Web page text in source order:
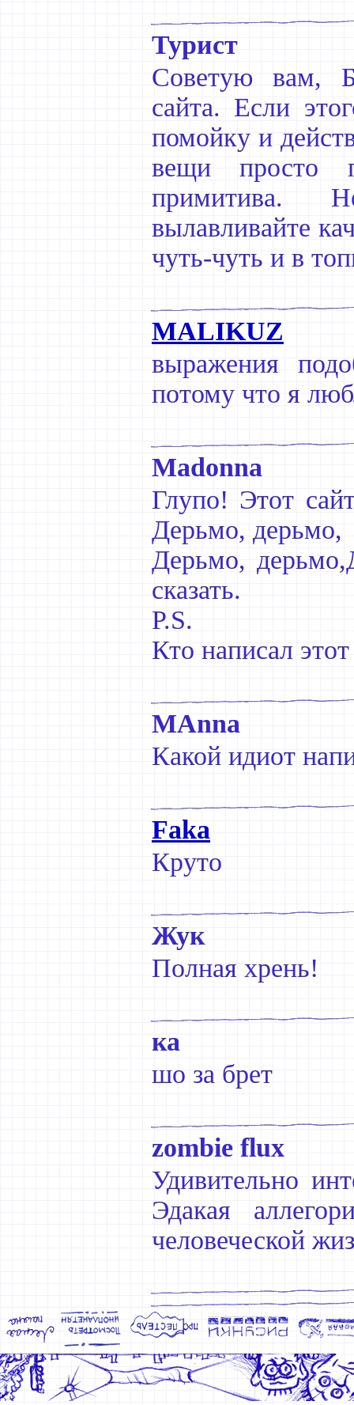
Турист
Советую вам,
сайта. Если
помойку и
вещи просто
примитива.
вылавливайте
чуть-чуть и в
MALIKUZ
выражения
потому что я
Madonna
Глупо! Этот
Дерьмо, дерьмо,
Дерьмо,
сказать.
P.S.
Кто написал
MAnna
Какой идиот
Faka
Круто
Жук
Полная хрень!
ка
шо за брет
zombie flux
Удивительно
Эдакая
человеческой